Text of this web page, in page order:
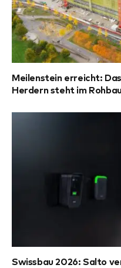
Meilenstein erreicht:
Herdern steht im
Swissbau 2026: Salto